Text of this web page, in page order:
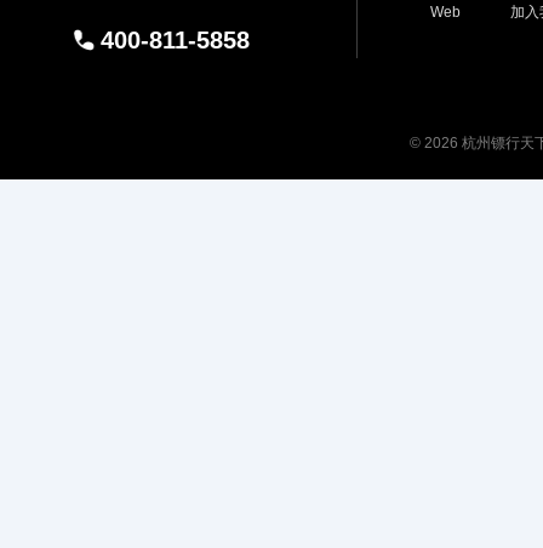
400-811-5858
Web
加入
© 2026 杭州镖行天